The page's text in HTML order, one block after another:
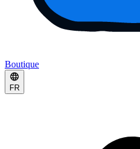
Boutique
FR